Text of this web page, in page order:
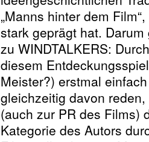
„Manns hinter dem
stark geprägt hat.
zu WINDTALKERS:
diesem
Meister?) erstmal
gleichzeitig davon
(auch zur PR des Films)
Kategorie des Autors